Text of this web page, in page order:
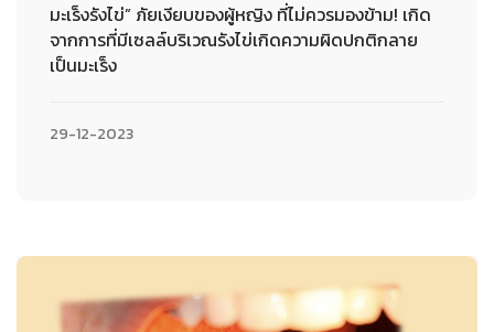
มะเร็งรังไข่” ภัยเงียบของผู้หญิง ที่ไม่ควรมองข้าม! เกิด
จากการที่มีเซลล์บริเวณรังไข่เกิดความผิดปกติกลาย
เป็นมะเร็ง
29-12-2023